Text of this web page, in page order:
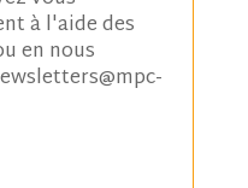
à l'aide des
en nous